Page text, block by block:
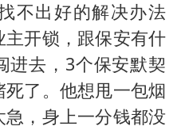
不出好的解决办法
开锁，跟保安有什
进去，3个保安默契
了。他想甩一包烟
，身上一分钱都没